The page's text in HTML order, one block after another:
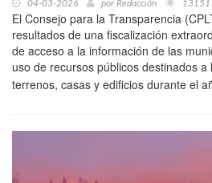
04-03-2026 por Redacción 13151
El Consejo para la Transparencia
resultados de una fiscalización
de acceso a la información de las
uso de recursos públicos destinados
terrenos, casas y edificios durante el